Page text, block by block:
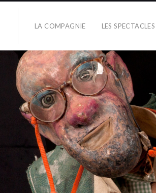
LA COMPAGNIE LES SPECTACLES